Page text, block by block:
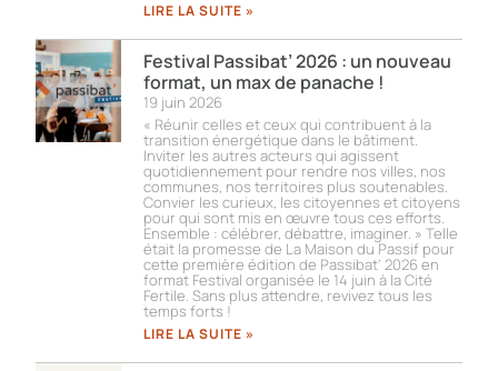
LIRE LA SUITE »
Festival Passibat’ 2026 : un nouveau
format, un max de panache !
19 juin 2026
« Réunir celles et ceux qui contribuent à la
transition énergétique dans le bâtiment.
Inviter les autres acteurs qui agissent
quotidiennement pour rendre nos villes, nos
communes, nos territoires plus soutenables.
Convier les curieux, les citoyennes et citoyens
pour qui sont mis en œuvre tous ces efforts.
Ensemble : célébrer, débattre, imaginer. » Telle
était la promesse de La Maison du Passif pour
cette première édition de Passibat’ 2026 en
format Festival organisée le 14 juin à la Cité
Fertile. Sans plus attendre, revivez tous les
temps forts !​
LIRE LA SUITE »